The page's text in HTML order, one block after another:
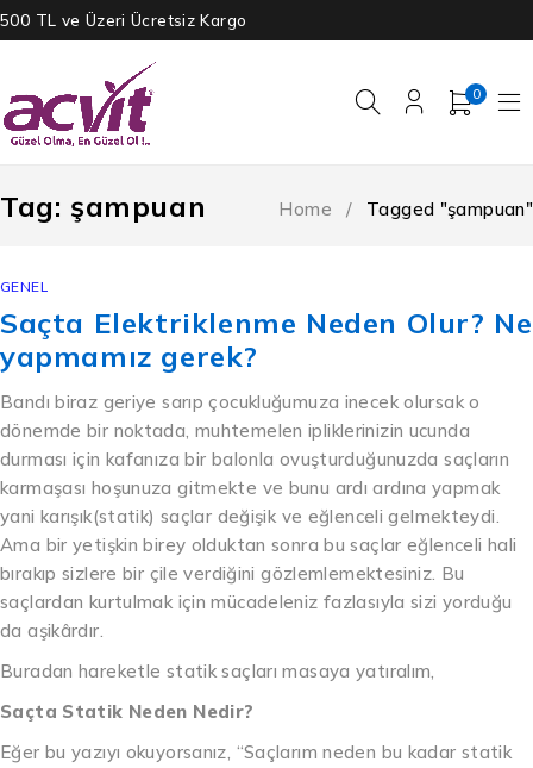
500 TL ve Üzeri Ücretsiz Kargo
0
Tag: şampuan Home / Tagged "şampuan"
GENEL
Saçta Elektriklenme Neden Olur? Ne
yapmamız gerek?
Bandı biraz geriye sarıp çocukluğumuza inecek olursak o
dönemde bir noktada, muhtemelen ipliklerinizin ucunda
durması için kafanıza bir balonla ovuşturduğunuzda saçların
karmaşası hoşunuza gitmekte ve bunu ardı ardına yapmak
yani karışık(statik) saçlar değişik ve eğlenceli gelmekteydi.
Ama bir yetişkin birey olduktan sonra bu saçlar eğlenceli hali
bırakıp sizlere bir çile verdiğini gözlemlemektesiniz. Bu
saçlardan kurtulmak için mücadeleniz fazlasıyla sizi yorduğu
da aşikârdır.
Buradan hareketle statik saçları masaya yatıralım,
Saçta Statik Neden Nedir?
Eğer bu yazıyı okuyorsanız, “Saçlarım neden bu kadar statik